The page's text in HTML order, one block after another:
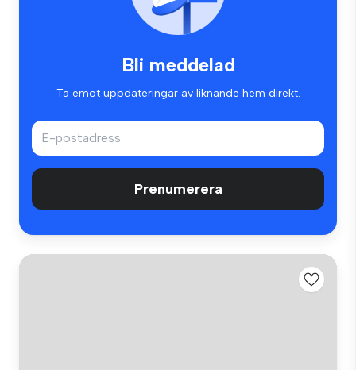
Bli meddelad
Ta emot uppdateringar av liknande hem direkt.
Prenumerera